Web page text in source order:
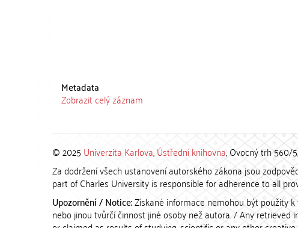
Metadata
Zobrazit celý záznam
© 2025 Univerzita Karlova,Ústřední knihovna, Ovocný trh 560/
Za dodržení všech ustanovení autorského zákona jsou
part of Charles University is responsible for adherence to all
Upozornění / Notice:Získané informace nemohou být použity
nebo jinou tvůrčí činnost jiné osoby než autora. / Any retrieved